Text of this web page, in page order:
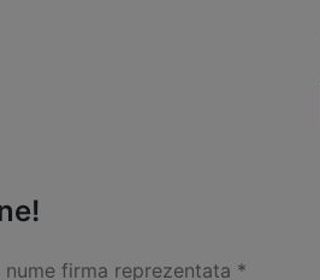
firma reprezentata *